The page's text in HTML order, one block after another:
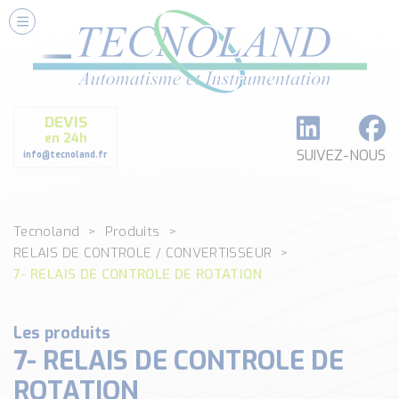
DEVIS
en 24h
info@tecnoland.fr SUIVEZ-NOUS
Nos Services
Conseils et Fourniture
Formation et Assistance
Architecture I-O Link multi fabricants
Classé par catégorie
DEBIT
DETECTION
SECURITE MACHINE
ENREGISTREUR + ACQUISITION DE DONNEES
Voir toutes les catégories …
Tecnoland
Produits
RELAIS DE CONTROLE / CONVERTISSEUR
7- RELAIS DE CONTROLE DE ROTATION
Les produits
7- RELAIS DE CONTROLE DE
ROTATION